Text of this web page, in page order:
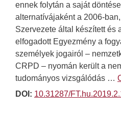
ennek folytán a saját
alternatívájaként a 2006-
Szervezete által készített és
elfogadott Egyezmény a
személyek jogairól –
CRPD – nyomán került a
tudományos vizsgálódás …
DOI: 10.31287/